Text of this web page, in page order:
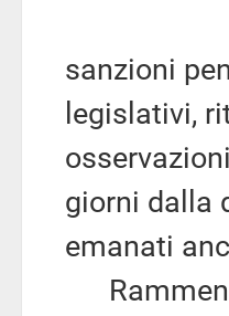
sanzioni
legislativi,
giorni dalla
emanati